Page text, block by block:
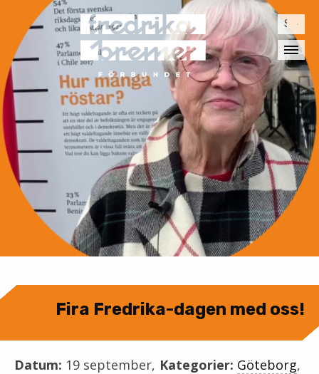
Sök
efter:
Fira Fredrika-dagen med oss!
Datum: 19 september, Kategorier: Göteborg,